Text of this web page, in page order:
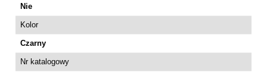
Nie
Kolor
Czarny
Nr katalogowy